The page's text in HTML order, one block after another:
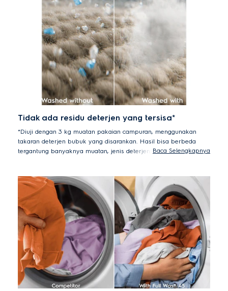
Tidak ada residu deterjen yang tersisa*
*Diuji dengan 3 kg muatan pakaian campuran, menggunakan
takaran deterjen bubuk yang disarankan. Hasil bisa berbeda
tergantung banyaknya muatan, jenis deterjen, dan kadar mineral
Dengan teknologi ultramix, deterjen dan pelembut dilarutkan dan
diaktifkan secara menyeluruh sebelum memasuki drum, demi
memastikan pakaian bersih maksimal tanpa meninggalkan residu
deterjen di akhir siklus pencucian.*
Baca Selengkapnya